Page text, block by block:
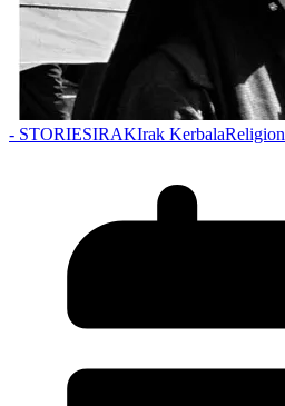
- STORIESIRAKIrak KerbalaReligion